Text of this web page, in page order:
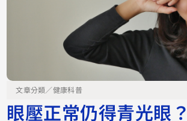
文章分類／健康科普
眼壓正常仍得青光眼